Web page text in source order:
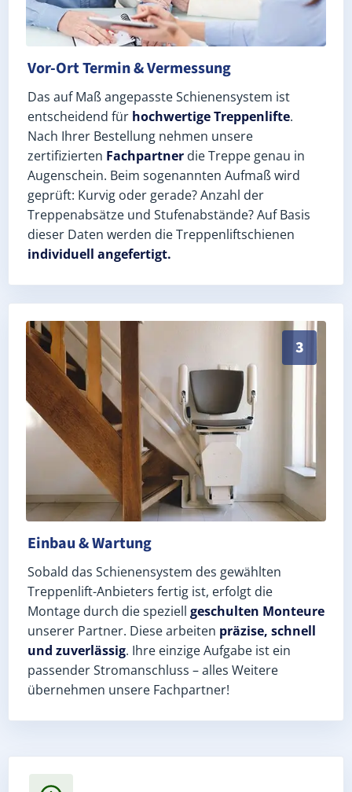
Vor-Ort Termin & Vermessung
Das auf Maß angepasste Schienensystem ist
entscheidend für hochwertige Treppenlifte.
Nach Ihrer Bestellung nehmen unsere
zertifizierten Fachpartner die Treppe genau in
Augenschein. Beim sogenannten Aufmaß wird
geprüft: Kurvig oder gerade? Anzahl der
Treppenabsätze und Stufenabstände? Auf Basis
dieser Daten werden die Treppenliftschienen
individuell angefertigt.
3
Schneller, sauberer Einbau durch zertifizierte
Einbau & Wartung
Sobald das Schienensystem des gewählten
Treppenlift-Anbieters fertig ist, erfolgt die
Montage durch die speziell geschulten Monteure
unserer Partner. Diese arbeiten präzise, schnell
und zuverlässig. Ihre einzige Aufgabe ist ein
passender Stromanschluss – alles Weitere
übernehmen unsere Fachpartner!